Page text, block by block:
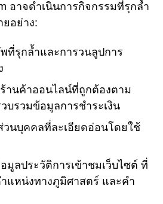
อาจดำเนินการกิจกรรมที่รุกล้ำ
อย่าง:
รุกล้ำและการวนลูปการ
านค้าออนไลน์ที่ถูกต้องตาม
บรวมข้อมูลการชำระเงิน
นบุคคลที่ละเอียดอ่อนโดยใช้
มูลประวัติการเข้าชมเว็บไซต์ ที่
แหน่งทางภูมิศาสตร์ และคำ